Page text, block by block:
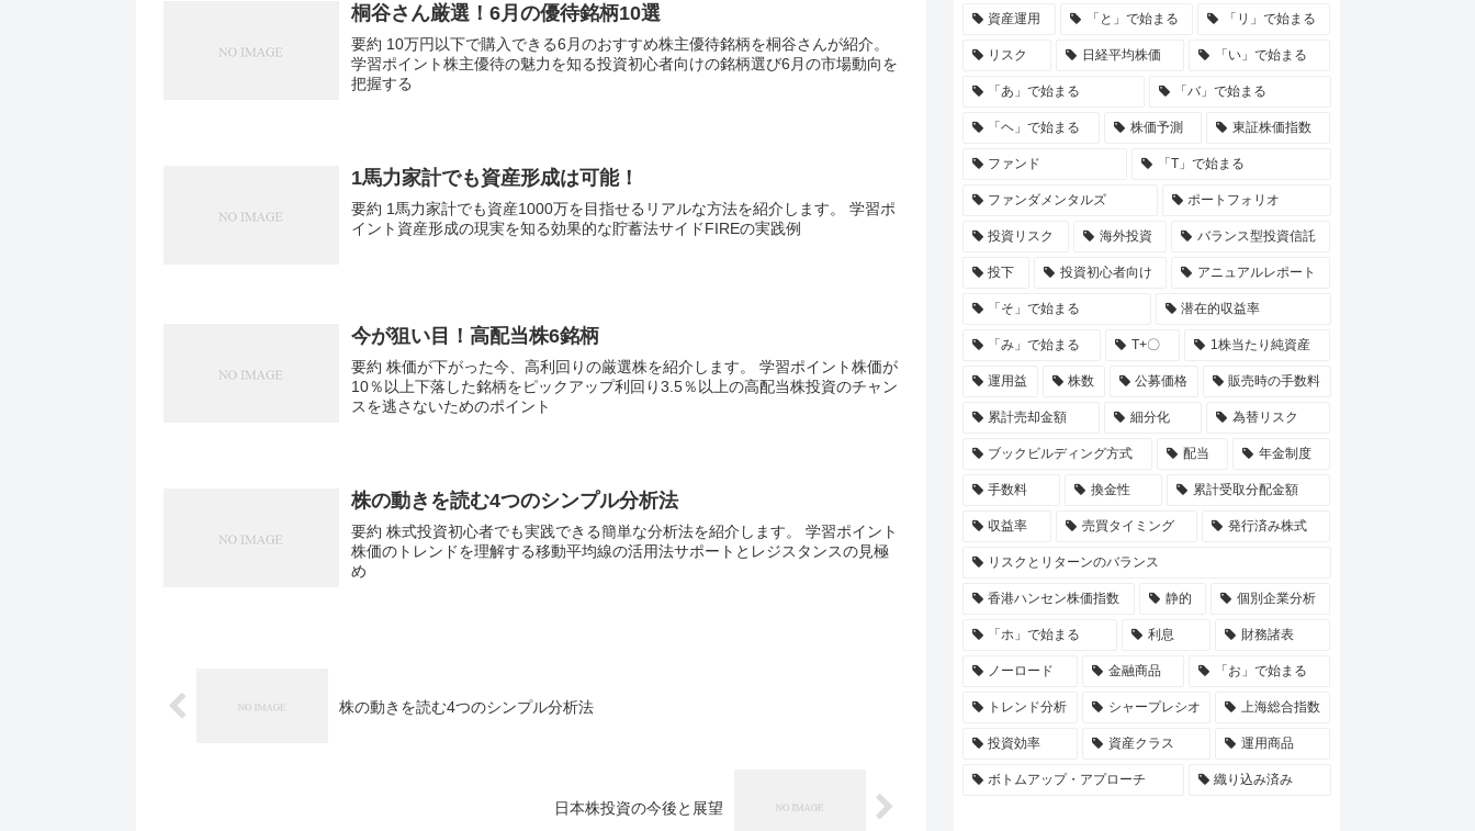
桐谷さん厳選！6月の優待銘柄10選
要約 10万円以下で購入できる6月のおすすめ株主優待銘柄を桐谷さんが紹介。
学習ポイント株主優待の魅力を知る投資初心者向けの銘柄選び6月の市場動向を
把握する
1馬力家計でも資産形成は可能！
要約 1馬力家計でも資産1000万を目指せるリアルな方法を紹介します。 学習ポ
イント資産形成の現実を知る効果的な貯蓄法サイドFIREの実践例
今が狙い目！高配当株6銘柄
要約 株価が下がった今、高利回りの厳選株を紹介します。 学習ポイント株価が
10％以上下落した銘柄をピックアップ利回り3.5％以上の高配当株投資のチャン
スを逃さないためのポイント
株の動きを読む4つのシンプル分析法
要約 株式投資初心者でも実践できる簡単な分析法を紹介します。 学習ポイント
株価のトレンドを理解する移動平均線の活用法サポートとレジスタンスの見極
め
株の動きを読む4つのシンプル分析法
日本株投資の今後と展望
資産運用 「と」で始まる 「リ」で始まる
リスク 日経平均株価 「い」で始まる
「あ」で始まる 「バ」で始まる
「ヘ」で始まる 株価予測 東証株価指数
ファンド 「T」で始まる
ファンダメンタルズ ポートフォリオ
投資リスク 海外投資 バランス型投資信託
投下 投資初心者向け アニュアルレポート
「そ」で始まる 潜在的収益率
「み」で始まる T+〇 1株当たり純資産
運用益 株数 公募価格 販売時の手数料
累計売却金額 細分化 為替リスク
ブックビルディング方式 配当 年金制度
手数料 換金性 累計受取分配金額
収益率 売買タイミング 発行済み株式
リスクとリターンのバランス
香港ハンセン株価指数 静的 個別企業分析
「ホ」で始まる 利息 財務諸表
ノーロード 金融商品 「お」で始まる
トレンド分析 シャープレシオ 上海総合指数
投資効率 資産クラス 運用商品
ボトムアップ・アプローチ 織り込み済み